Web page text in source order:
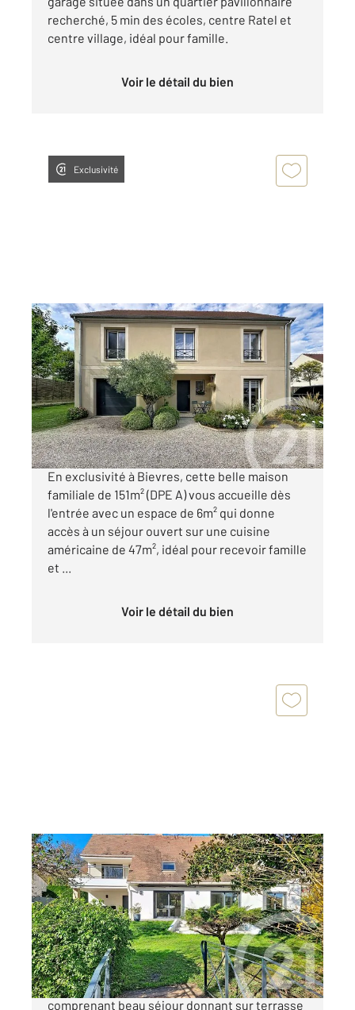
recherché, 5 min des écoles, centre Ratel et
centre village, idéal pour famille.
Voir le détail du bien
Exclusivité
BIEVRES 91
151 m
, 6 pièces
Ref : 7443
Maison à vendre
890 000 €
Visiter le site dédié
En exclusivité à Bievres, cette belle maison
familiale de 151m² (DPE A) vous accueille dès
l'entrée avec un espace de 6m² qui donne
accès à un séjour ouvert sur une cuisine
américaine de 47m², idéal pour recevoir famille
et ...
Voir le détail du bien
BIEVRES 91
220 m2, 7 pièces
Ref : 7575
Maison à vendre
1 289 000 €
Belle maison entièrement rénovée,
comprenant beau séjour donnant sur terrasse